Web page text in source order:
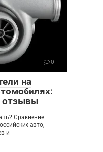
0
на
отзывы
Сравнение
авто,
и